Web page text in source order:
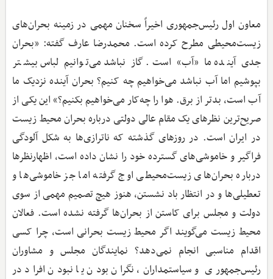
معاون اول رئیس‌جمهوری اخیراً سخنان مهمی در زمینه بحران‌های
زیست‌محیطی مطرح کرده است. محمدرضا عارف گفته: «بحران
جدی آینده ما «آب» است. گاز نباشد می‌توانیم لباس بیشتر
بپوشیم اما آب نباشد می‌خواهیم چه کنیم؟ بحران آینده نزدیک ما
آب است،‌ بدتر از برق. هوا را چه‌کار می‌خواهیم بکنیم؟» این یکی از
صریح‌ترین نظرهای یک مقام عالی دولتی درباره بحران محیط ‌زیست
در ایران است. در روزهای گذشته که ناترازی‌ها به شکل آلودگی
فراگیر و خاموشی‌های گسترده خود را نشان داده است، اظهارنظرها
درباره بحران‌های زیست‌محیطی اوج گرفته اما جز خاموشی‌ها و
تعطیلی‌ها و در انتظار باد نشستن، هنوز هیچ تصمیم مهمی از سوی
دولت و مجلس برای کاستن از بحران‌ها گرفته نشده است. فعالان
محیط زیست می‌گویند اگر محیط زیست بحرانی است، چرا کسی
اقدام مناسبی انجام نمی‌دهد؟ نمایندگان مجلس و مشاوران
رئیس‌جمهوری و سیاستمداران، نگران بودن یا نبودن افراد در